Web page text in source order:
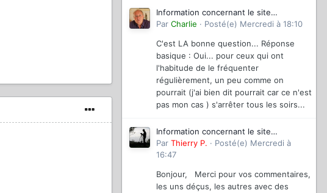
Information concernant le site
magazinevideo
Par Charlie · Posté(e) Mercredi à 18:10
C'est LA bonne question... Réponse
basique : Oui... pour ceux qui ont
l'habitude de le fréquenter
régulièrement, un peu comme on
pourrait (j'ai bien dit pourrait car ce n'est
pas mon cas ) s'arrêter tous les soirs...
Information concernant le site
magazinevideo
Par Thierry P. · Posté(e) Mercredi à
16:47
Bonjour, Merci pour vos commentaires,
les uns déçus, les autres avec des